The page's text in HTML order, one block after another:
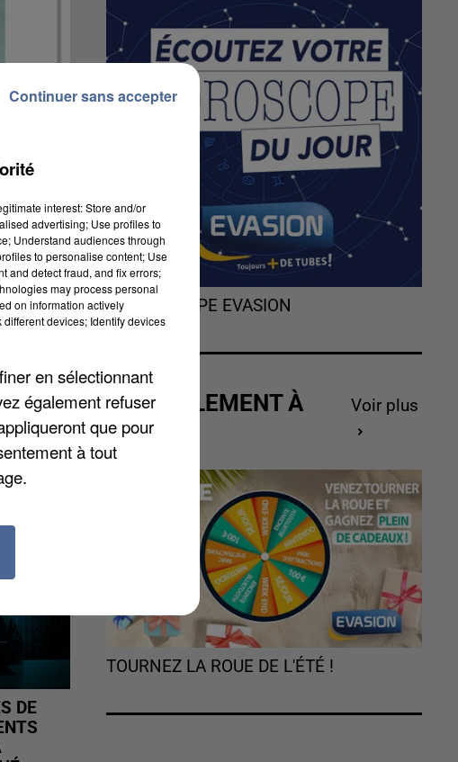
le
DE
L'HOROSCOPE EVASION
ACTUELLEMENT À
GAGNER
Voir plus
TOURNEZ LA ROUE DE L'ÉTÉ !
interest: Store and/or
advertising; Use profiles to
Understand audiences through
to personalise content; Use
and detect fraud, and fix errors;
may process personal
on information actively
devices; Identify devices
en sélectionnant
également refuser
que pour
à tout
Continuer sans accepter